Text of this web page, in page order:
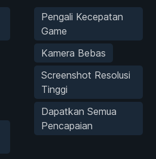
Pengali Kecepatan
Game
Kamera Bebas
Screenshot Resolusi
Tinggi
Dapatkan Semua
Pencapaian